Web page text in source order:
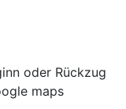
oder Rückzug
maps